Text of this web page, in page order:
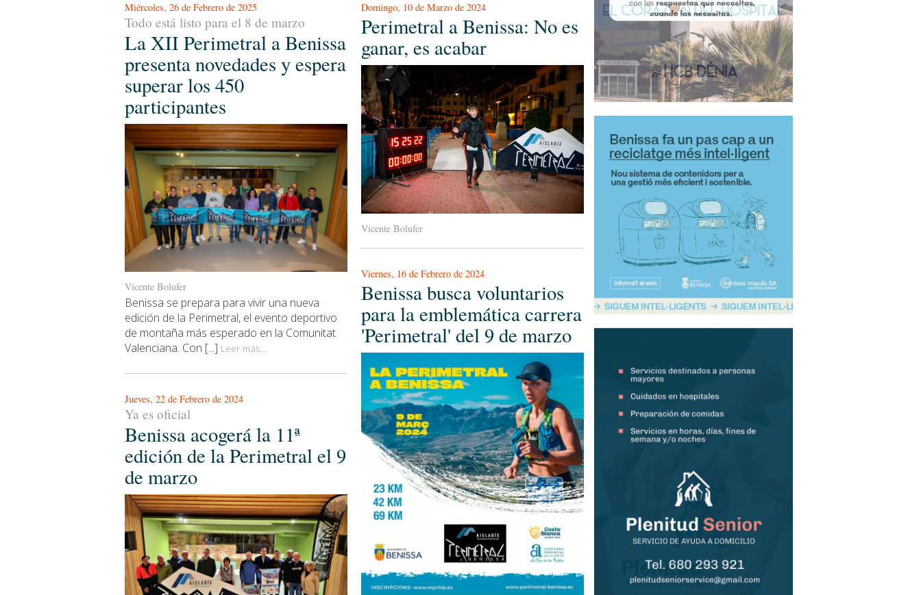
Miércoles, 26 de Febrero de 2025
Todo está listo para el 8 de marzo
La XII Perimetral a Benissa
presenta novedades y espera
superar los 450
participantes
Vicente Bolufer
Benissa se prepara para vivir una nueva
edición de la Perimetral, el evento deportivo
de montaña más esperado en la Comunitat
Valenciana. Con [...] Leer más...
Jueves, 22 de Febrero de 2024
Ya es oficial
Benissa acogerá la 11ª
edición de la Perimetral el 9
de marzo
Domingo, 10 de Marzo de 2024
Perimetral a Benissa: No es
ganar, es acabar
Vicente Bolufer
Viernes, 16 de Febrero de 2024
Benissa busca voluntarios
para la emblemática carrera
'Perimetral' del 9 de marzo